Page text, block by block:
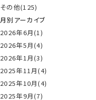
その他(125)
月別アーカイブ
2026年6月(1)
2026年5月(4)
2026年1月(3)
2025年11月(4)
2025年10月(4)
2025年9月(7)